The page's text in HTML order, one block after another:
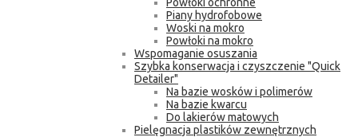
Piany hydrofobowe
Woski na mokro
Powłoki na mokro
Wspomaganie osuszania
Szybka konserwacja i czyszczenie "Quick
Detailer"
Na bazie wosków i polimerów
Na bazie kwarcu
Do lakierów matowych
Pielęgnacja plastików zewnętrznych